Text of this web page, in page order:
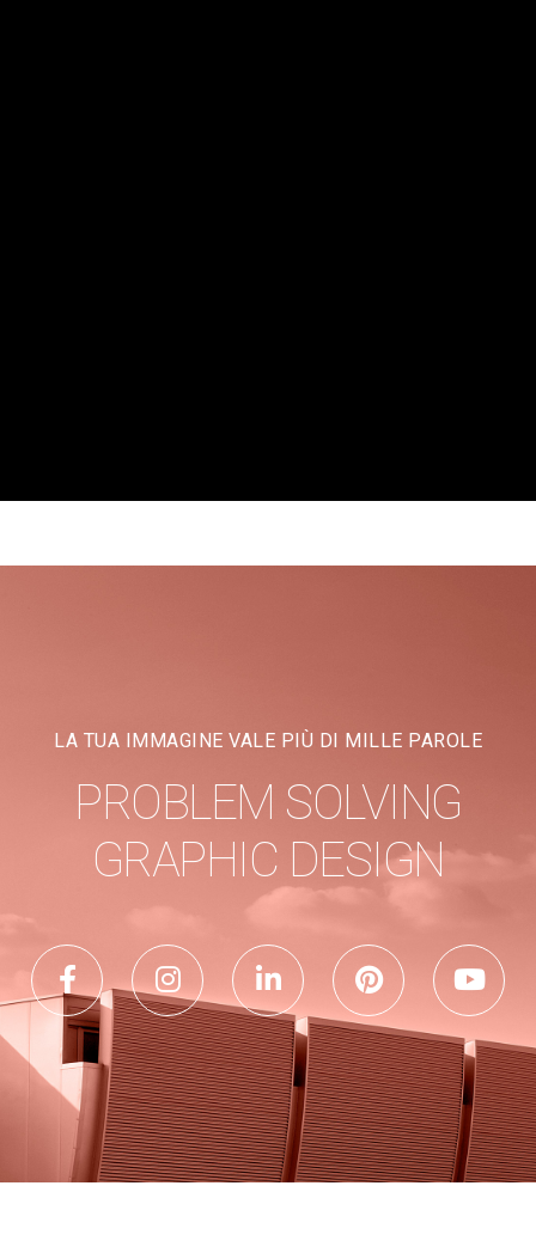
LA TUA IMMAGINE VALE PIÙ DI MILLE PAROLE
PROBLEM SOLVING
GRAPHIC DESIGN